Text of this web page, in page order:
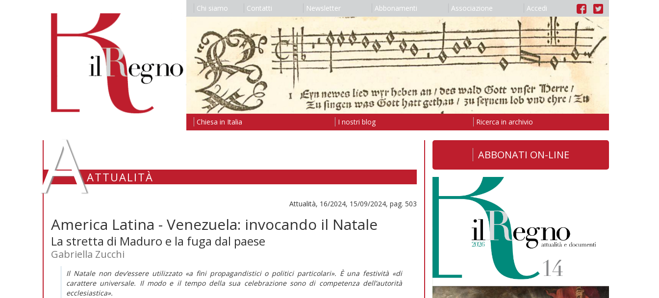
Chi siamo Contatti Newsletter Abbonamenti Associazione Accedi
Chiesa in Italia I nostri blog Ricerca in archivio
AATTUALITÀ
Attualità, 16/2024, 15/09/2024, pag. 503
America Latina - Venezuela: invocando il Natale
La stretta di Maduro e la fuga dal paese
Gabriella Zucchi
Il Natale non dev’essere utilizzato «a fini propagandistici o politici particolari». È una festività «di
carattere universale. Il modo e il tempo della sua celebrazione sono di competenza dell’autorità
ecclesiastica».
ABBONATI ON-LINE